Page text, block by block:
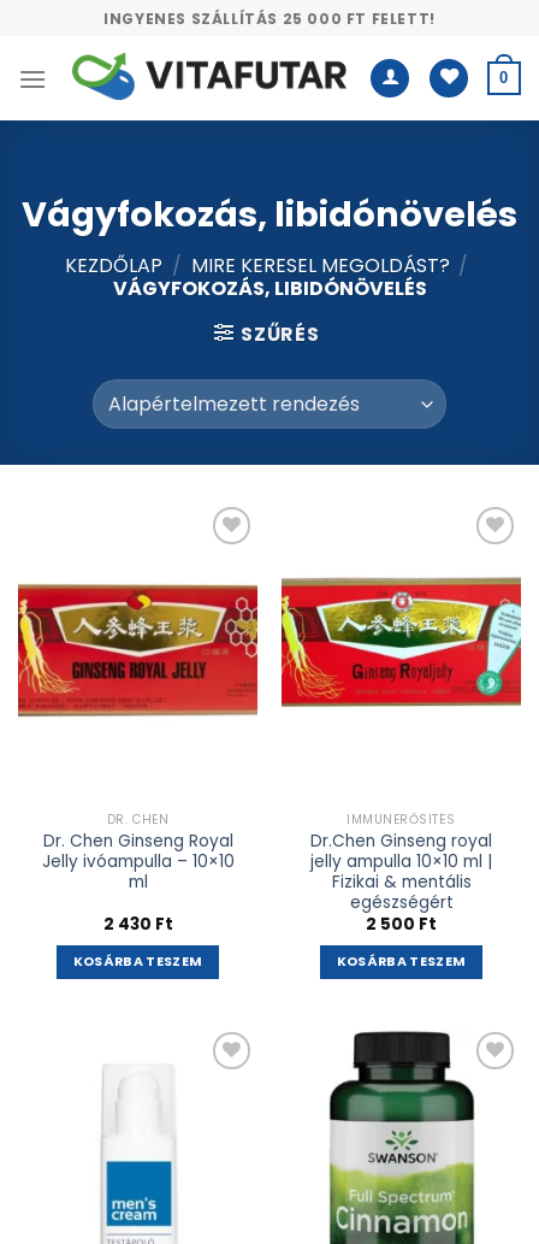
content
INGYENES SZÁLLÍTÁS 25 000 FT FELETT!
0
Vágyfokozás, libidónövelés
KEZDŐLAP / MIRE KERESEL MEGOLDÁST? /
VÁGYFOKOZÁS, LIBIDÓNÖVELÉS
SZŰRÉS
DR. CHEN
Dr. Chen Ginseng Royal
Jelly ivóampulla – 10×10
ml
2 430 Ft
KOSÁRBA TESZEM
adás
IMMUNERŐSÍTÉS
Dr.Chen Ginseng royal
jelly ampulla 10×10 ml |
Fizikai & mentális
egészségért
2 500 Ft
KOSÁRBA TESZEM
Kívánságlistához
adás